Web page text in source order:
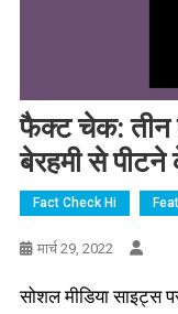
फैक्ट चेक: तीन
बेरहमी से पीटने
Fact Check Hi
मार्च 29, 2022
सोशल मीडिया साइट्स